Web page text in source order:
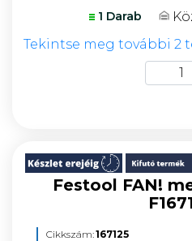
1 Darab
Tekintse meg további 2
Festool FAN!
Cikkszám:167125